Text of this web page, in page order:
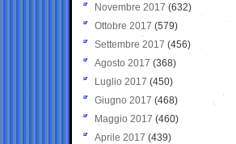
Novembre 2017 (632)
Ottobre 2017 (579)
Settembre 2017 (456)
Agosto 2017 (368)
Luglio 2017 (450)
Giugno 2017 (468)
Maggio 2017 (460)
Aprile 2017 (439)